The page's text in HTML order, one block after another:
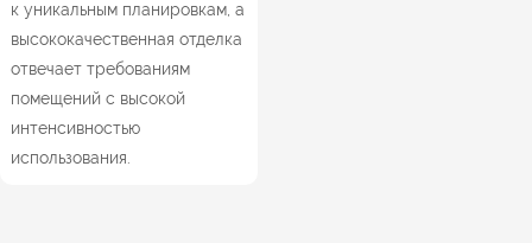
к уникальным планировкам, а
высококачественная отделка
отвечает требованиям
помещений с высокой
интенсивностью
использования.